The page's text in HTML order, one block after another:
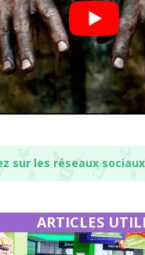
sur les réseaux
ARTICLES